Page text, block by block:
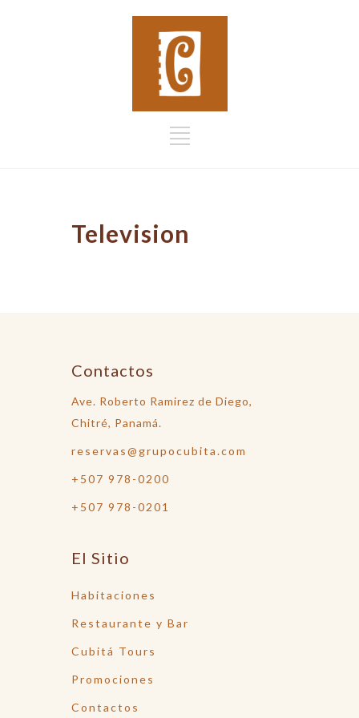
Television
Contactos
Ave. Roberto Ramirez de Diego,
Chitré, Panamá.
reservas@grupocubita.com
+507 978-0200
+507 978-0201
El Sitio
Habitaciones
Restaurante y Bar
Cubitá Tours
Promociones
Contactos